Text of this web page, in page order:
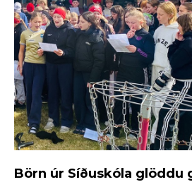
Börn úr Síðuskóla glöddu